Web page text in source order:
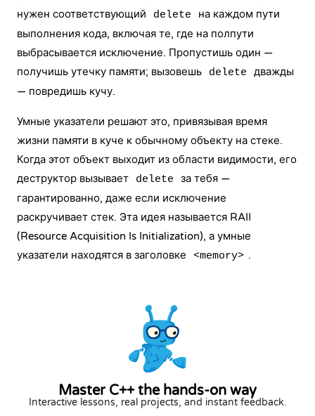
нужен соответствующий delete
на каждом пути
выполнения кода, включая те, где на полпути
выбрасывается исключение. Пропустишь один —
получишь утечку памяти; вызовешь
delete
дважды
— повредишь кучу.
Умные указатели решают это, привязывая время
жизни памяти в куче к обычному объекту на стеке.
Когда этот объект выходит из области видимости, его
деструктор вызывает
delete
за тебя —
гарантированно, даже если исключение
раскручивает стек. Эта идея называется RAII
(Resource Acquisition Is Initialization), а умные
указатели находятся в заголовке
<memory> .
Master C++ the hands-on way
Interactive lessons, real projects, and instant feedback.